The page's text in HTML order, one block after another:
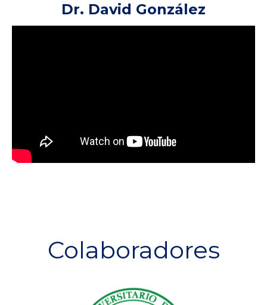
Dr. David González
Colaboradores